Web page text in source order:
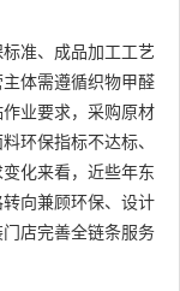
准、成品加工工艺
体需遵循织物甲醛
业要求，采购原材
环保指标不达标、
化来看，近些年东
向兼顾环保、设计
店完善全链条服务